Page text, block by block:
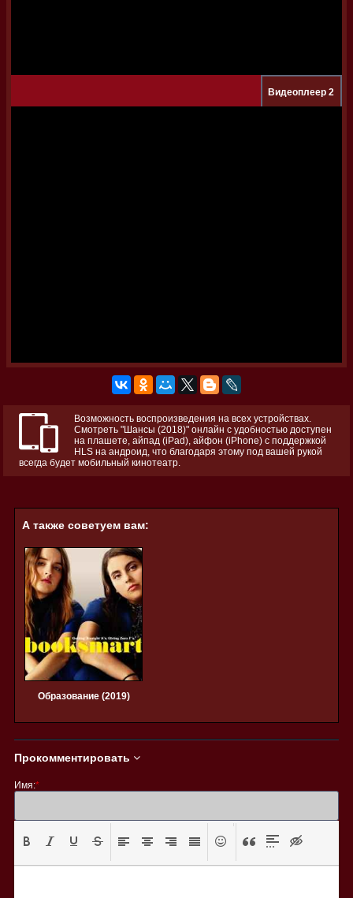
Видеоплеер 2
Возможность воспроизведения на всех устройствах.
Смотреть "Шансы (2018)" онлайн с удобностью доступен
на плашете, айпад (iPad), айфон (iPhone) с поддержкой
HLS на андроид, что благодаря этому под вашей рукой
всегда будет мобильный кинотеатр.
А также советуем вам:
Образование (2019)
Прокомментировать
Имя:*